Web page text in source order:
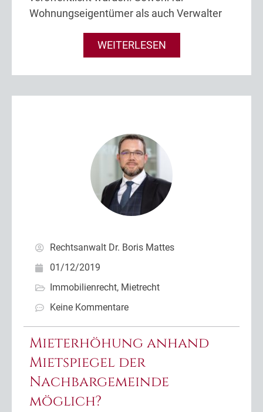
Wohnungseigentümer als auch Verwalter
WEITERLESEN
Rechtsanwalt Dr. Boris Mattes
01/12/2019
Immobilienrecht, Mietrecht
Keine Kommentare
Mieterhöhung anhand
Mietspiegel der
Nachbargemeinde
möglich?